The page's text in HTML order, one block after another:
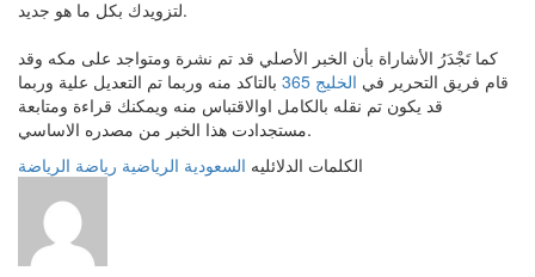
لتزويدك بكل ما هو جديد.
كما تَجْدَرُ الأشاراة بأن الخبر الأصلي قد تم نشرة ومتواجد على مكه وقد
قام فريق التحرير في الخليج 365
بالتاكد منه وربما تم التعديل علية وربما
قد يكون تم نقله بالكامل اوالاقتباس منه ويمكنك قراءة ومتابعة
مستجدادت هذا الخبر من مصدره الاساسي.
الكلمات الدلائليه السعودية الرياضية رياضة الرياضة